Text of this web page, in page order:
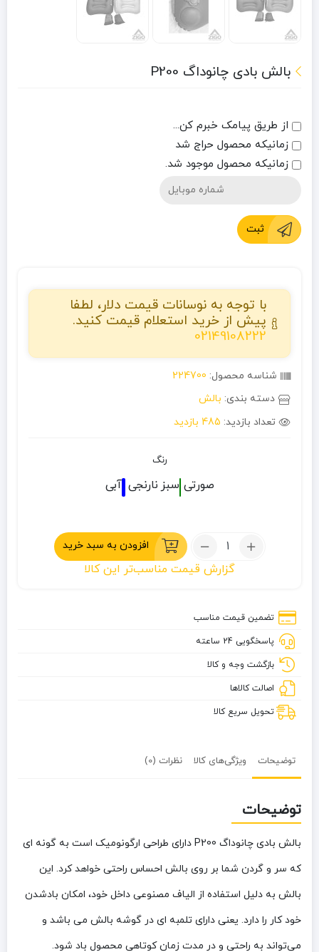
بالش بادی چانوداگ P200
از طریق پیامک خبرم کن...
زمانیکه محصول حراج شد
زمانیکه محصول موجود شد.
ثبت
با توجه به نوسانات قیمت دلار، لطفا
پیش از خرید استعلام قیمت کنید.
02149108222
شناسه محصول: 224700
دسته بندی: بالش
تعداد بازدید: 485 بازدید
رنگ
صورتی سبز نارنجی آبی
تعداد:
بادی
افزودن به سبد خرید
گزارش قیمت مناسب‌تر این کالا
تضمین قیمت مناسب
پاسخگویی 24 ساعته
بازگشت وجه و کالا
اصالت کالاها
تحویل سریع کالا
توضیحات ویژگی‌های کالا نظرات (0)
توضیحات
بالش بادی چانوداگ P200 دارای طراحی ارگونومیک است به گونه ای
که سر و گردن شما بر روی بالش احساس راحتی خواهد کرد. این
بالش به دلیل استفاده از الیاف مصنوعی داخل خود، امکان بادشدن
خود کار را دارد. یعنی دارای تلمبه ای در گوشه بالش می باشد و
می‌تواند به راحتی و در مدت زمان کوتاهی محصول باد شود.